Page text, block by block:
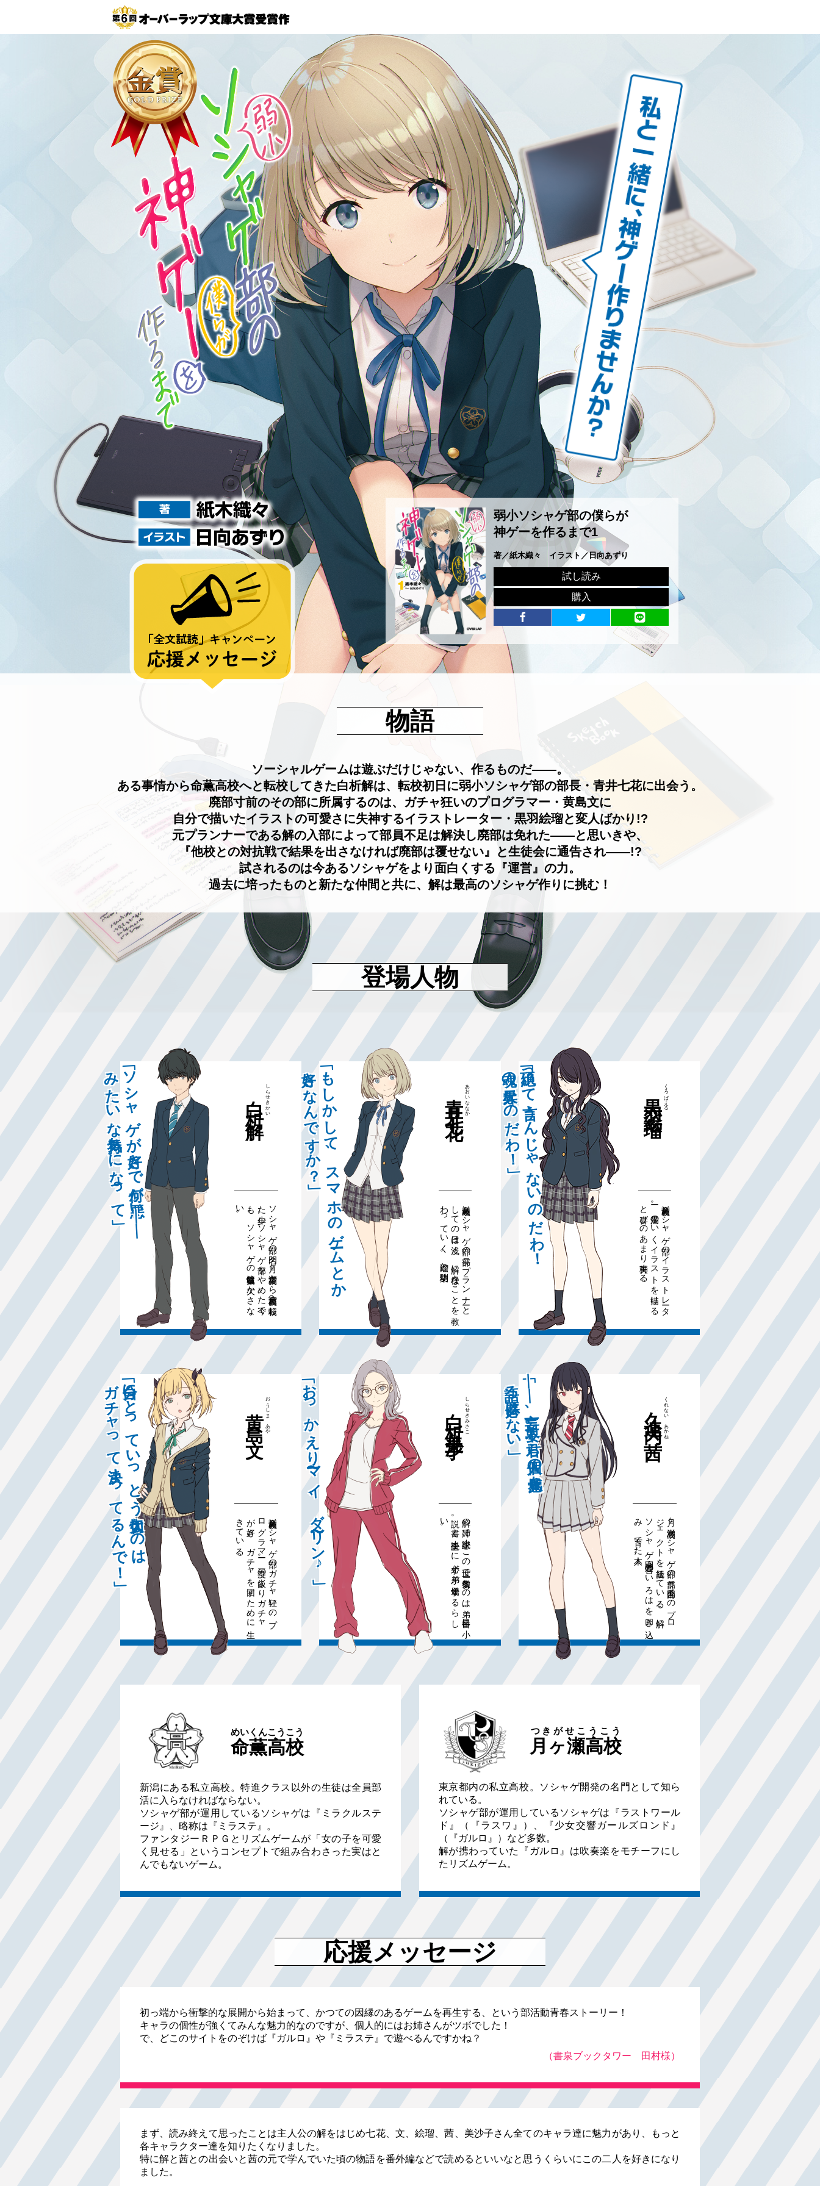
弱小ソシャゲ部の僕らが
神ゲーを作るまで1
著／紙木織々 イラスト／日向あずり
試し読み
購入
物語
ソーシャルゲームは遊ぶだけじゃない、作るものだ——。
ある事情から命薫高校へと転校してきた白析解は、転校初日に弱小ソシャゲ部の部長・青井七花に出会う。
廃部寸前のその部に所属するのは、ガチャ狂いのプログラマー・黄島文に
自分で描いたイラストの可愛さに失神するイラストレーター・黒羽絵瑠と変人ばかり!?
元プランナーである解の入部によって部員不足は解決し廃部は免れた——と思いきや、
『他校との対抗戦で結果を出さなければ廃部は覆せない』と生徒会に通告され——!?
試されるのは今あるソシャゲをより面白くする『運営』の力。
過去に培ったものと新たな仲間と共に、解は最高のソシャゲ作りに挑む！
登場人物
「ソシャゲが好きで何が悪い——
みたいな気持ちになって」 しらせき
かい
ソ
シ
ャ
ゲ
部の名
門、月
ヶ瀬
高校か
ら命薫
高校へ
転校し
た少
年。
ソ
シ
ャ
ゲ部
を
や
め
た
今で
も
、
ソ
シ
ャ
ゲ
の情
報収集は
欠か
さ
な
い
。 「もしかして、スマホのゲームとか
好きなんですか？」 あおい
七花 ななか
命薫高校ソ
シ
ャ
ゲ部
の
部長。
プ
ラ
ン
ナー
と
し
て
の日
は浅
く
、
解に
様々な
こ
と
を教
わ
っ
て
い
く
。絵瑠
と幼馴染
。 「絶頂って言うんじゃないのだわ！
魂の昇天なのだわ！」 くろば
絵瑠 える
命薫高校ソ
シ
ャ
ゲ部
の
イ
ラ
ス
ト
レー
タ
ー。
満足の
い
く
イ
ラ
ス
ト
を描
け
る
と喜
び
の
あ
ま
り失神
す
る
。
「自分にとっていっとう大切なのは
ガチャって決まってるんで！」 おうしま
あや
命薫高校ソ
シ
ャ
ゲ部
の
ガ
チ
ャ狂
い
の
プ
ロ
グ
ラ
マ
ー。
三度の
飯よ
り
ガ
チ
ャ
が好
き
。
ガ
チ
ャ
を
回す
た
め
に生
き
て
い
る
。 「おっかえり〜マイ、ダ〜〜〜リン♪」 しらせき
美沙子 みさこ
解の姉
で小説
家。
こ
の世
で一
番大切な
の
は弟
。
二番目に小
説。
書く
小説全て
に
必ず
弟が
登場す
る
ら
し
い
。
「——妄言、不要。君ら個人の感覚を
語る必要はない」 くれない
あかね
月ヶ瀬
高校ソ
シ
ャ
ゲ部
の
部長。部内
全て
の
プ
ロ
ジ
ェ
ク
ト
を
統括し
て
い
る
。
解に
ソ
シ
ャ
ゲ
開発・運営の
い
ろ
は
を
叩き込
み
、育
て
た本人
。
命薫高校
めいくんこうこう
新潟にある私立高校。特進クラス以外の生徒は全員部
活に入らなければならない。
ソシャゲ部が運用しているソシャゲは『ミラクルステ
ージ』、略称は『ミラステ』。
ファンタジーＲＰＧとリズムゲームが「女の子を可愛
く見せる」というコンセプトで組み合わさった実はと
んでもないゲーム。
月ヶ瀬高校
つきがせこうこう
東京都内の私立高校。ソシャゲ開発の名門として知ら
れている。
ソシャゲ部が運用しているソシャゲは『ラストワール
ド』（『ラスワ』）、『少女交響ガールズロンド』
（『ガルロ』）など多数。
解が携わっていた『ガルロ』は吹奏楽をモチーフにし
たリズムゲーム。
応援メッセージ
初っ端から衝撃的な展開から始まって、かつての因縁のあるゲームを再生する、という部活動青春ストーリー！
キャラの個性が強くてみんな魅力的なのですが、個人的にはお姉さんがツボでした！
で、どこのサイトをのぞけば『ガルロ』や『ミラステ』で遊べるんですかね？
（書泉ブックタワー 田村様）
まず、読み終えて思ったことは主人公の解をはじめ七花、文、絵瑠、茜、美沙子さん全てのキャラ達に魅力があり、もっと
各キャラクター達を知りたくなりました。
特に解と茜との出会いと茜の元で学んでいた頃の物語を番外編などで読めるといいなと思うくらいにこの二人を好きになり
ました。